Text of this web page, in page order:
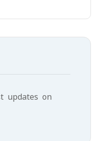
updates on